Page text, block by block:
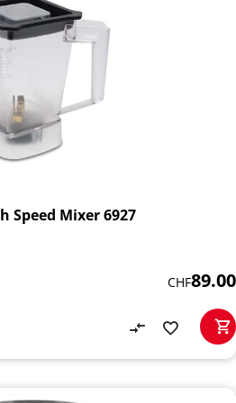
Speed Mixer 6927
CHF89.00